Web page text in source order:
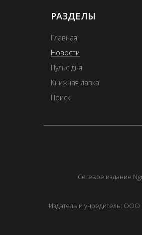
РАЗДЕЛЫ
Главная
Новости
Пульс дня
Книжная лавка
Поиск
Сетевое издание
Издатель и учредитель: ООО